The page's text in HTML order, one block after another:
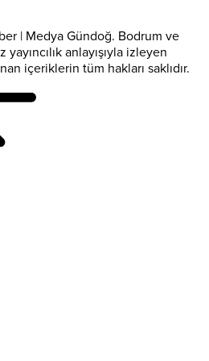
| Medya Gündoğ. Bodrum ve
anlayışıyla izleyen
içeriklerin tüm hakları saklıdır.